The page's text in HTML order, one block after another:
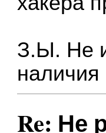
З.Ы. Не
наличия
Re: Не